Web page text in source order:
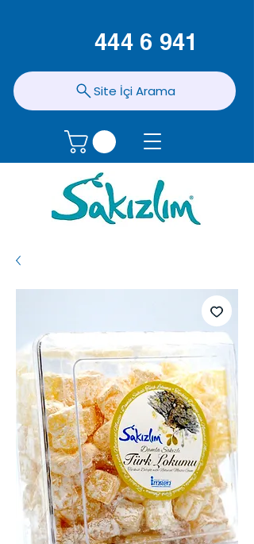
444 6 941
Site İçi Arama